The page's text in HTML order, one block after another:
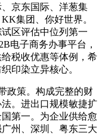
京东国际、洋葱集
集团、你好世界。
区评估中位列第一
电子商务办事平台，
税收优惠等体例，希
印染立异核心。
策。构成完整的财
。进出口规模敏捷扩
第一。为企业供给愈
州、深圳、粤东三大